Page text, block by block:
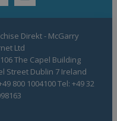
Direkt - McGarry
Ltd
The Capel Building
Street Dublin 7 Ireland
800 1004100 Tel: +49 32